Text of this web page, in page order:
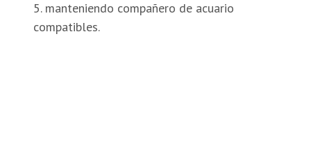
5. manteniendo compañero de acuario
compatibles.